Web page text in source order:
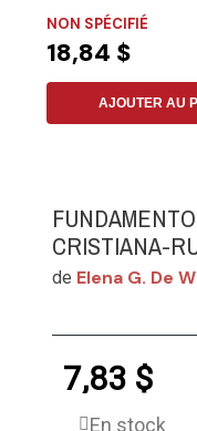
NON SPÉCIFIÉ
18,84 $
AJOUTER AU
CRISTIANA-
de Elena G. De
7,83 $
En stock